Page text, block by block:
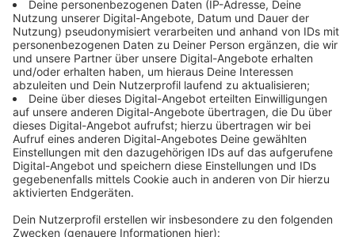
Dezember sollen genaue Pläne vorliegen. Angedacht
sind unter anderem auch Abfindungsangebote -
allerdings schließt der Flughafenchef
betriebsbedingte Kündigungen nicht komplett aus. Der
Düsseldorfer Flughafen leidet wie die gesamte
Luftfahrtbranche unter den Folgen der Corona-
Pandemie. Rund die Hälfte der Mitarbeiter befindet
sich noch in Kurzarbeit. Das Passagieraufkommen ist
um 80 Prozent zurückgegangen. Die monatlichen
Verluste liegen laut Flughafenchef bei 20 bis 30
Millionen Euro - und eine schnelle Besserung sei nicht
in Sicht.